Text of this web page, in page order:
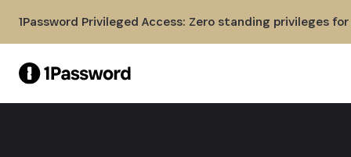
1Password Privileged Access: Zero standing privileges